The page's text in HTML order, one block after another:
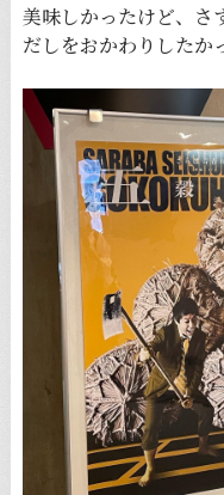
美味しかったけど、さ
だしをおかわりしたか